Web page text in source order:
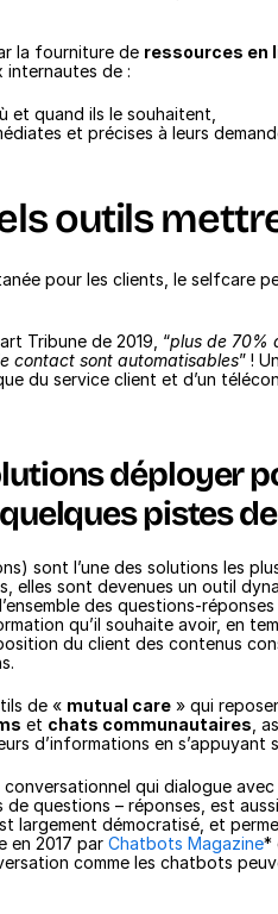
la fourniture de ressources en
de :
et quand ils le souhaitent,
et précises à leurs
outils
pour les clients, le selfcare
Tribune de 2019, “plus de 70%
contact sont automatisables” !
du service client et d’un
déployer
pistes
sont l’une des solutions les
elles sont devenues un outil
des questions-
qu’il souhaite avoir, en
du client des contenus
de « mutual care » qui
et chats communautaires ,
d’informations en s’appuyant
conversationnel qui dialogue
questions – réponses, est
largement démocratisé, et
en 2017 par Chatbots Magazine*
comme les chatbots